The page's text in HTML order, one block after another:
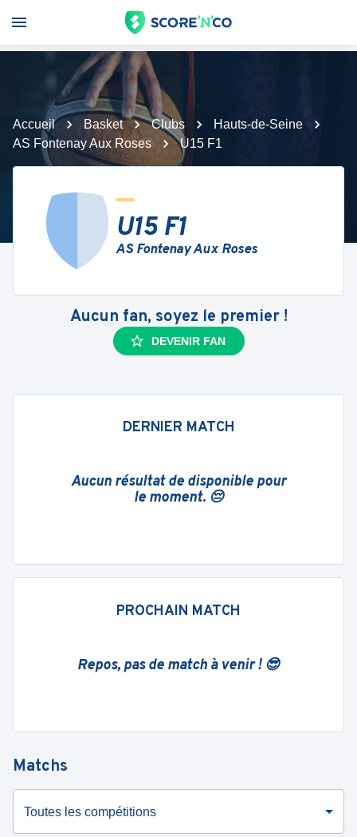
Accueil Basket Clubs
Hauts-de-Seine
AS Fontenay Aux Roses
U15 F1
U15 F1
AS Fontenay Aux Roses
Aucun fan, soyez le premier !
DEVENIR FAN
DERNIER MATCH
Aucun résultat de disponible pour
le moment. 😔
PROCHAIN MATCH
Repos, pas de match à venir ! 😎
Matchs
Toutes les compétitions